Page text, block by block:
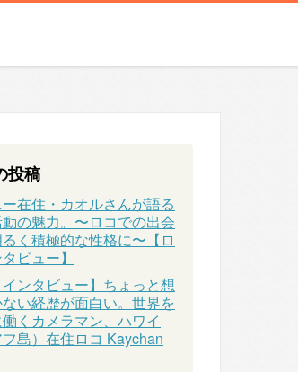
投稿
在住・カオルさんが語る
動の魅力。〜ロコでの出会
く積極的な性格に〜【ロ
ビュー】
インタビュー】ちょっと想
い経歴が面白い。世界を
くカメラマン、ハワイ
フ島）在住ロコ Kaychan